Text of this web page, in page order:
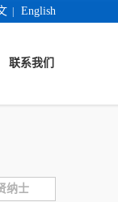
English
联系我们
纳士